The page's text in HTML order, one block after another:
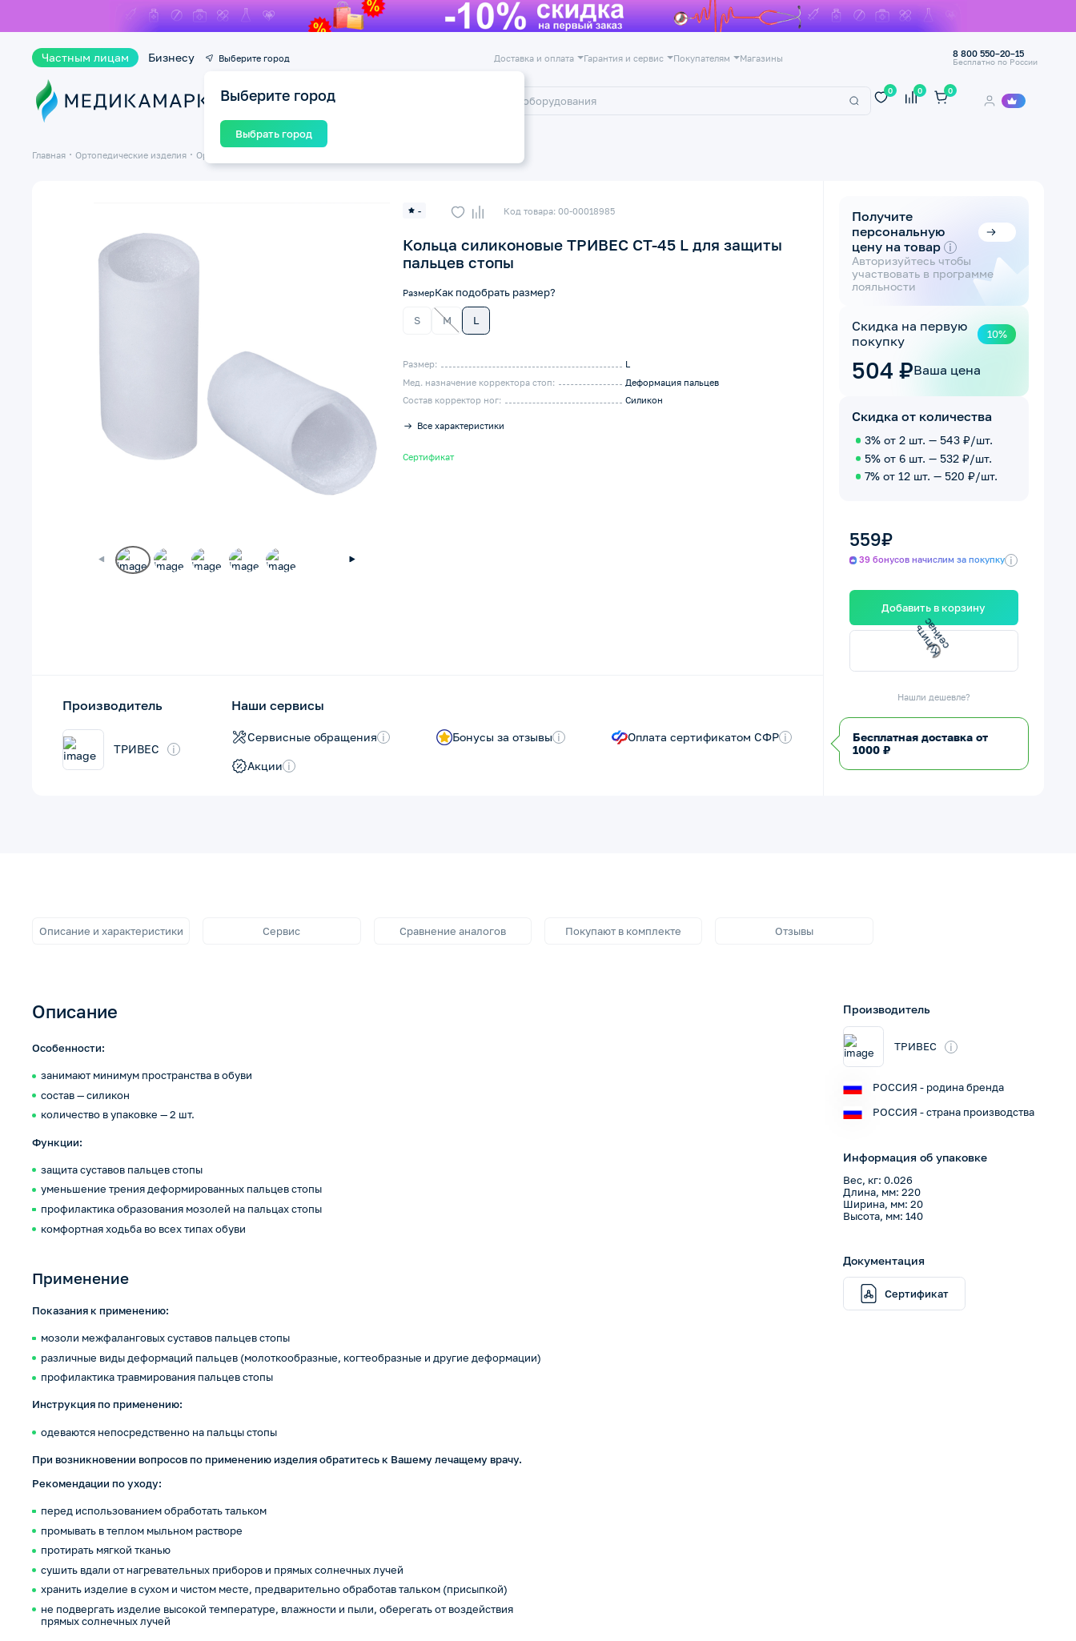
Частным лицам Бизнесу Выберите город
Выберите город
Выбрать город
Доставка и оплата Гарантия и сервис Покупателям Магазины 8 800 550–20–15
Бесплатно по России
Каталог
0 0 0
Главная Ортопедические изделия Ортопедические изделия для стопы и пальцев ног
- Код товара: 00-00018985
Кольца силиконовые ТРИВЕС СТ-45 L для защиты
пальцев стопы
РазмерКак подобрать размер?
S M L
Размер:
L
Мед. назначение корректора стоп:
Деформация пальцев
Состав корректор ног:
Силикон
Все характеристики
Сертификат
Производитель
ТРИВЕС i
Наши сервисы
Сервисные обращения i Бонусы за отзывы i Оплата сертификатом СФР i
Акции i
Получите
персональную
цену на товар i
Авторизуйтесь чтобы
участвовать в программе
лояльности
Скидка на первую
покупку
10%
504 ₽Ваша цена
Скидка от количества
3% от 2 шт. — 543 ₽/шт.
5% от 6 шт. — 532 ₽/шт.
7% от 12 шт. — 520 ₽/шт.
559₽
39 бонусов начислим за покупку i
Добавить в корзину
К
у
п
и
т
ь
с
е
й
ч
ас
Нашли дешевле?
Бесплатная доставка от
1000 ₽
Описание и характеристики Сервис Сравнение аналогов Покупают в комплекте Отзывы
Описание
Особенности:
занимают минимум пространства в обуви
состав — силикон
количество в упаковке — 2 шт.
Функции:
защита суставов пальцев стопы
уменьшение трения деформированных пальцев стопы
профилактика образования мозолей на пальцах стопы
комфортная ходьба во всех типах обуви
Применение
Показания к применению:
мозоли межфаланговых суставов пальцев стопы
различные виды деформаций пальцев (молоткообразные, когтеобразные и другие деформации)
профилактика травмирования пальцев стопы
Инструкция по применению:
одеваются непосредственно на пальцы стопы
При возникновении вопросов по применению изделия обратитесь к Вашему лечащему врачу.
Рекомендации по уходу:
перед использованием обработать тальком
промывать в теплом мыльном растворе
протирать мягкой тканью
сушить вдали от нагревательных приборов и прямых солнечных лучей
хранить изделие в сухом и чистом месте, предварительно обработав тальком (присыпкой)
не подвергать изделие высокой температуре, влажности и пыли, оберегать от воздействия
прямых солнечных лучей
Производитель
ТРИВЕС i
РОССИЯ - родина бренда
РОССИЯ - страна производства
Информация об упаковке
Вес, кг: 0.026
Длина, мм: 220
Ширина, мм: 20
Высота, мм: 140
Документация
Сертификат